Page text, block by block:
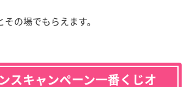
の場でもらえます。
スキャンペーン一番くじオ